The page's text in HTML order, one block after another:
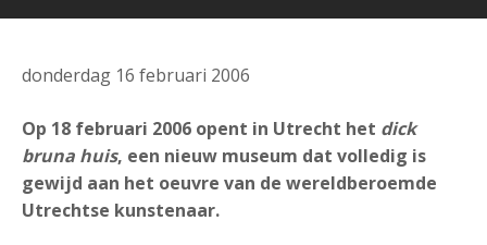
donderdag 16 februari 2006
Op 18 februari 2006 opent in Utrecht het dick
bruna huis, een nieuw museum dat volledig is
gewijd aan het oeuvre van de wereldberoemde
Utrechtse kunstenaar.